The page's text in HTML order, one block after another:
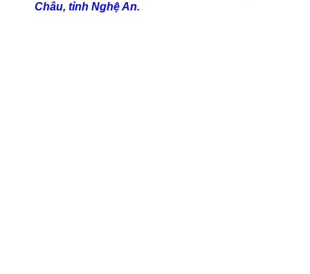
Châu, tỉnh Nghệ An.